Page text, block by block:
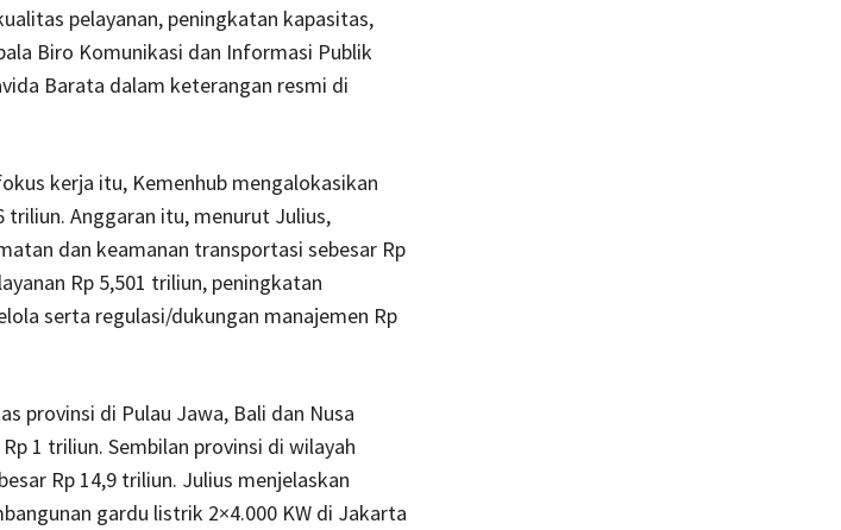
pelayanan, peningkatan kapasitas,
Biro Komunikasi dan Informasi Publik
Barata dalam keterangan resmi di
kerja itu, Kemenhub mengalokasikan
triliun. Anggaran itu, menurut Julius,
dan keamanan transportasi sebesar Rp
Rp 5,501 triliun, peningkatan
serta regulasi/dukungan manajemen Rp
provinsi di Pulau Jawa, Bali dan Nusa
1 triliun. Sembilan provinsi di wilayah
Rp 14,9 triliun. Julius menjelaskan
gardu listrik 2×4.000 KW di Jakarta